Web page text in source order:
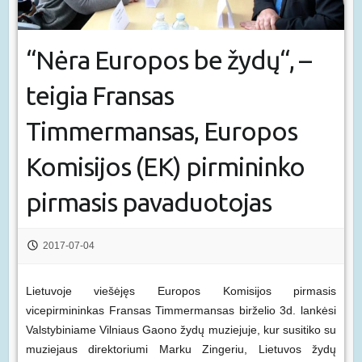
“Nėra Europos be žydų“, –
teigia Fransas
Timmermansas, Europos
Komisijos (EK) pirmininko
pirmasis pavaduotojas
2017-07-04
Lietuvoje viešėjęs Europos Komisijos pirmasis
vicepirmininkas Fransas Timmermansas birželio 3d. lankėsi
Valstybiniame Vilniaus Gaono žydų muziejuje, kur susitiko su
muziejaus direktoriumi Marku Zingeriu, Lietuvos žydų